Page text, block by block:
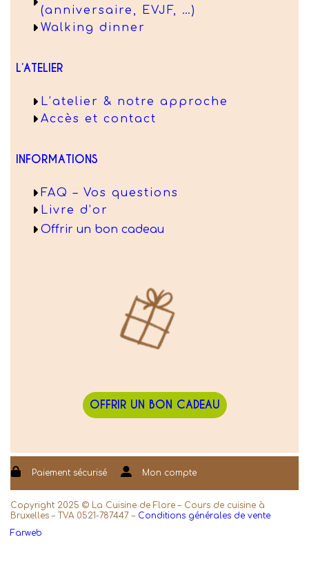
(anniversaire, EVJF, …)
Walking dinner
L’ATELIER
L’atelier & notre approche
Accès et contact
INFORMATIONS
FAQ – Vos questions
Livre d’or
Offrir un bon cadeau
OFFRIR UN BON CADEAU
Paiement sécurisé Mon compte
Copyright 2025 © La Cuisine de Flore – Cours de cuisine à
Bruxelles – TVA 0521-787447 – Conditions générales de vente
Farweb